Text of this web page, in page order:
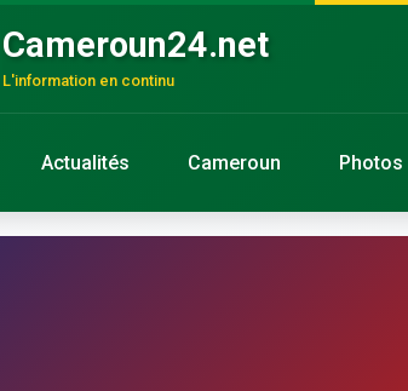
Cameroun24.net
L'information en continu
Actualités Cameroun Photos